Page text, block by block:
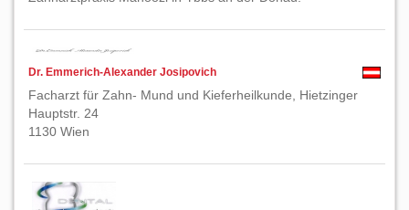
Dr. Emmerich-Alexander Josipovich
Facharzt für Zahn- Mund und Kieferheilkunde, Hietzinger
Hauptstr. 24
1130 Wien